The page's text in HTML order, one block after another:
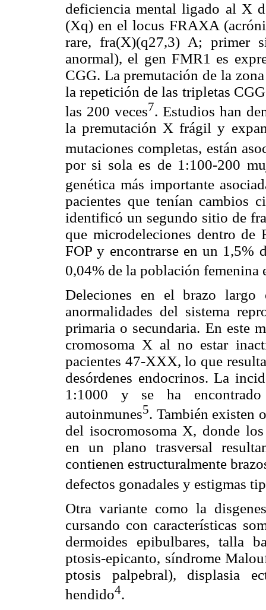
deficiencia mental ligado al X
(Xq) en el locus FRAXA
rare, fra(X)(q27,3) A; primer
anormal), el gen FMR1 es
CGG. La premutación de la
la repetición de las tripletas
las 200 veces7. Estudios han
la premutación X frágil y
mutaciones completas, están
por si sola es de 1:100-200
genética más importante
pacientes que tenían cambios
identificó un segundo sitio de
que microdeleciones dentro
FOP y encontrarse en un 1,5%
0,04% de la población femenina
Deleciones en el brazo
anormalidades del sistema
primaria o secundaria. En este
cromosoma X al no estar
pacientes 47-XXX, lo que
desórdenes endocrinos. La
1:1000 y se ha encontrado
autoinmunes5. También existen
del isocromosoma X, donde
en un plano trasversal
contienen estructuralmente
defectos gonadales y estigmas
Otra variante como la
cursando con características
dermoides epibulbares, talla
ptosis-epicanto, síndrome
ptosis palpebral), displasia
hendido4.